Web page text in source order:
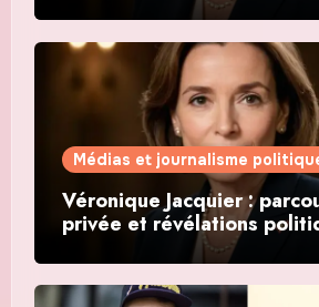
Médias et journalisme
Véronique Jacquier :
privée et révélations